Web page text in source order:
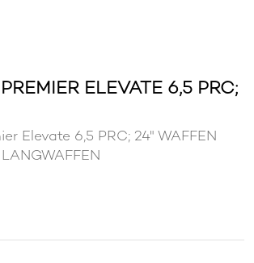
ELEVATE 6,5 PRC;
Elevate 6,5 PRC; 24" WAFFEN